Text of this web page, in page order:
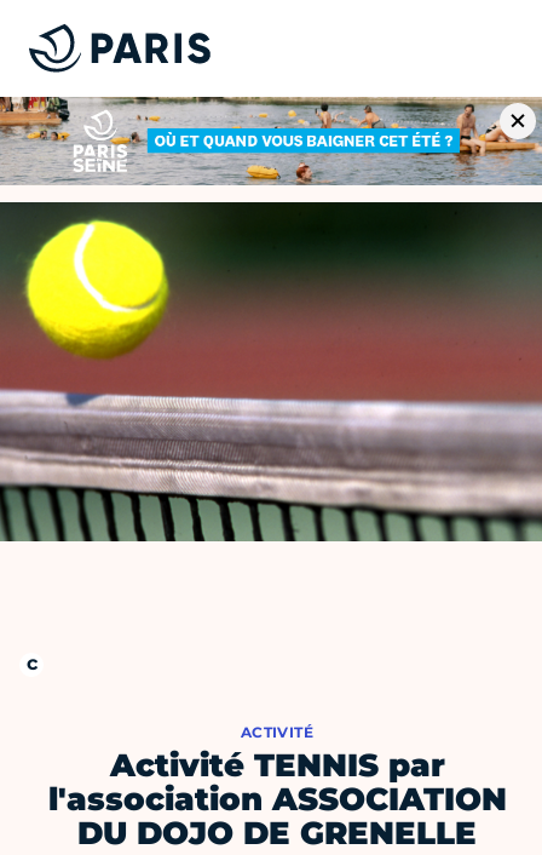
ACTIVITÉ
Activité TENNIS par
l'association ASSOCIATION
DU DOJO DE GRENELLE